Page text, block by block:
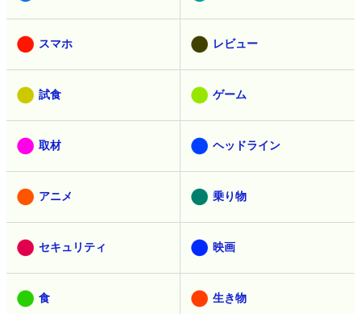
スマホ レビュー
試食 ゲーム
取材 ヘッドライン
アニメ 乗り物
セキュリティ 映画
食 生き物